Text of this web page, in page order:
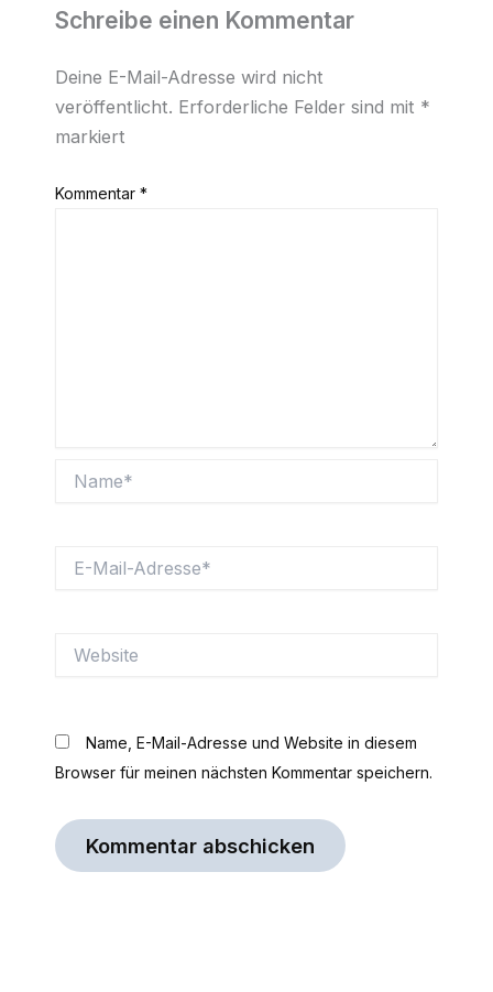
Schreibe einen Kommentar
Deine E-Mail-Adresse wird nicht
veröffentlicht. Erforderliche Felder sind mit *
markiert
Kommentar *
Mail-
Name, E-Mail-Adresse und Website in diesem
Browser für meinen nächsten Kommentar speichern.